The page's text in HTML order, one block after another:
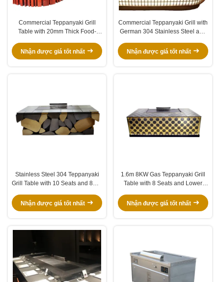
Commercial Teppanyaki Grill
Table with 20mm Thick Food-
mm and 8kw Power
Nhận được giá tốt nhất
Commercial Teppanyaki Grill with
German 304 Stainless Steel and
2200*850*800 mm Size
Nhận được giá tốt nhất
Stainless Steel 304 Teppanyaki
Grill Table with 10 Seats and 8KW
Nhận được giá tốt nhất
1.6m 8KW Gas Teppanyaki Grill
Table with 8 Seats and Lower
Nhận được giá tốt nhất